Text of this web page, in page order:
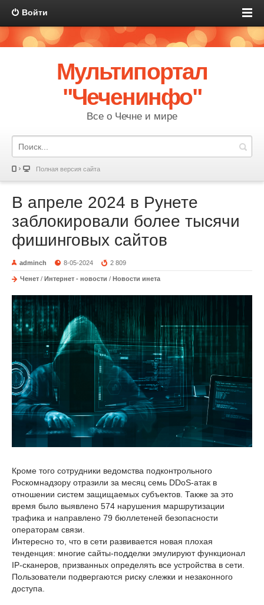
Войти
Мультипортал
"Чеченинфо"
Все о Чечне и мире
Полная версия сайта
В апреле 2024 в Рунете
заблокировали более тысячи
фишинговых сайтов
adminch 8-05-2024 2 809
Ченет / Интернет - новости / Новости инета
Кроме того сотрудники ведомства подконтрольного
Роскомнадзору отразили за месяц семь DDoS-атак в
отношении систем защищаемых субъектов. Также за это
время было выявлено 574 нарушения маршрутизации
трафика и направлено 79 бюллетеней безопасности
операторам связи.
Интересно то, что в сети развивается новая плохая
тенденция: многие сайты-подделки эмулируют функционал
IP-сканеров, призванных определять все устройства в сети.
Пользователи подвергаются риску слежки и незаконного
доступа.